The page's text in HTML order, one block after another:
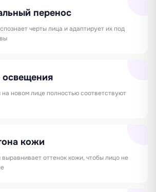
перенос
черты лица и адаптирует их под
на новом лице полностью соответствуют
кожи
оттенок кожи, чтобы лицо не